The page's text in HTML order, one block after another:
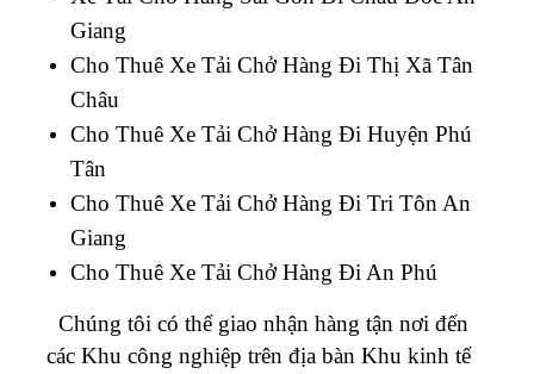
Giang
Cho Thuê Xe Tải Chở Hàng Đi Thị Xã Tân
Châu
Cho Thuê Xe Tải Chở Hàng Đi Huyện Phú
Tân
Cho Thuê Xe Tải Chở Hàng Đi Tri Tôn An
Giang
Cho Thuê Xe Tải Chở Hàng Đi An Phú
Chúng tôi có thể giao nhận hàng tận nơi đến
các Khu công nghiệp trên địa bàn Khu kinh tế